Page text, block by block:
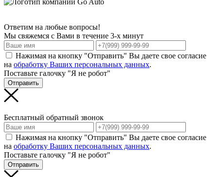
Ответим на любые вопросы!
Мы свяжемся с Вами в течение 3-х минут
Нажимая на кнопку "Отправить" Вы даете свое согласие
на обработку Ваших персональных данных.
Поставьте галочку "Я не робот"
Отправить
Бесплатный обратный звонок
Нажимая на кнопку "Отправить" Вы даете свое согласие
на обработку Ваших персональных данных.
Поставьте галочку "Я не робот"
Отправить